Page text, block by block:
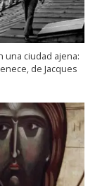
una ciudad ajena:
de Jacques